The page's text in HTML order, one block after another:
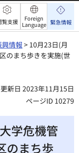
覧支援
Foreign
Language 緊急情報
情報 > 10月23日(月
のまち歩きを実施(世
新日 2023年11月15日
ページID 10279
学危機管
のまち歩